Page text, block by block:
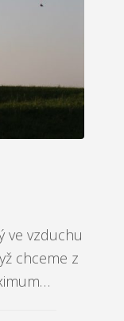
ve vzduchu
chceme z